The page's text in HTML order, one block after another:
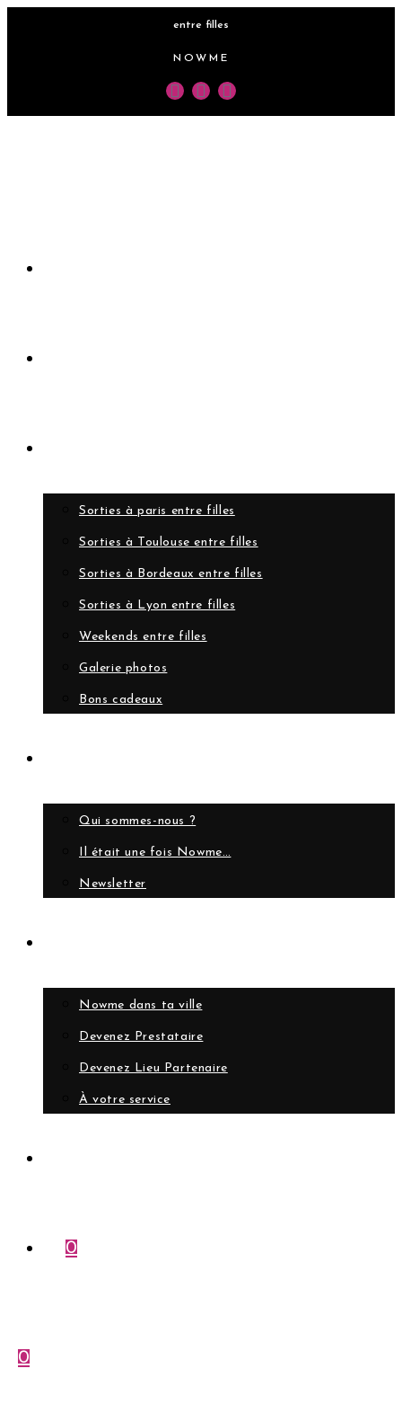
entre filles
NOWME
Sorties à paris entre filles
Sorties à Toulouse entre filles
Sorties à Bordeaux entre filles
Sorties à Lyon entre filles
Weekends entre filles
Galerie photos
Bons cadeaux
Qui sommes-nous ?
Il était une fois Nowme…
Newsletter
Nowme dans ta ville
Devenez Prestataire
Devenez Lieu Partenaire
À votre service
0
0